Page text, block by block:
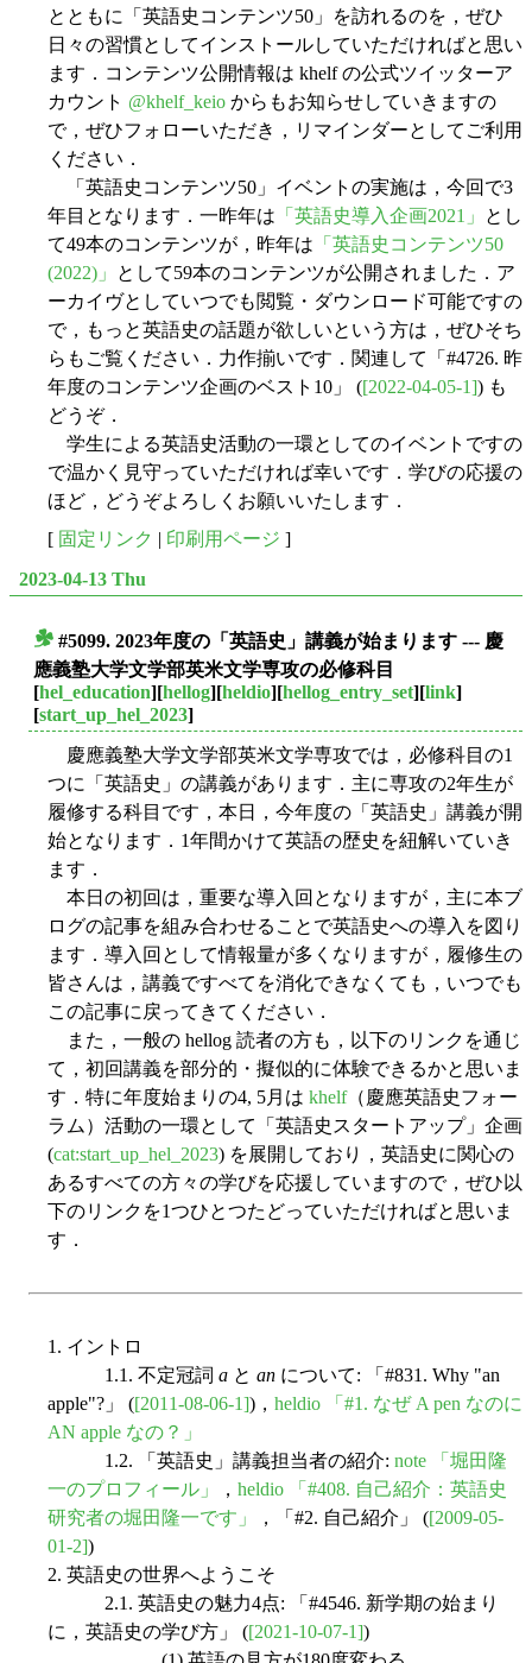
とともに「英語史コンテンツ50」を訪れるのを，ぜひ
日々の習慣としてインストールしていただければと思い
ます．コンテンツ公開情報は khelf の公式ツイッターア
カウント @khelf_keio からもお知らせしていきますの
で，ぜひフォローいただき，リマインダーとしてご利用
ください．
「英語史コンテンツ50」イベントの実施は，今回で3
年目となります．一昨年は 「英語史導入企画2021」
とし
て49本のコンテンツが，昨年は 「英語史コンテンツ50
(2022)」
として59本のコンテンツが公開されました．ア
ーカイヴとしていつでも閲覧・ダウンロード可能ですの
で，もっと英語史の話題が欲しいという方は，ぜひそち
らもご覧ください．力作揃いです．関連して「#4726. 昨
年度のコンテンツ企画のベスト10」 ([2022-04-05-1]) も
どうぞ．
学生による英語史活動の一環としてのイベントですの
で温かく見守っていただければ幸いです．学びの応援の
ほど，どうぞよろしくお願いいたします．
[ 固定リンク | 印刷用ページ ]
2023-04-13 Thu
#5099. 2023年度の「英語史」講義が始まります --- 慶
應義塾大学文学部英米文学専攻の必修科目
[hel_education][hellog][heldio][hellog_entry_set][link]
[start_up_hel_2023]
慶應義塾大学文学部英米文学専攻では，必修科目の1
つに「英語史」の講義があります．主に専攻の2年生が
履修する科目です，本日，今年度の「英語史」講義が開
始となります．1年間かけて英語の歴史を紐解いていき
ます．
本日の初回は，重要な導入回となりますが，主に本ブ
ログの記事を組み合わせることで英語史への導入を図り
ます．導入回として情報量が多くなりますが，履修生の
皆さんは，講義ですべてを消化できなくても，いつでも
この記事に戻ってきてください．
また，一般の hellog 読者の方も，以下のリンクを通じ
て，初回講義を部分的・擬似的に体験できるかと思いま
す．特に年度始まりの4, 5月は khelf（慶應英語史フォー
ラム）活動の一環として「英語史スタートアップ」企画
(cat:start_up_hel_2023) を展開しており，英語史に関心の
あるすべての方々の学びを応援していますので，ぜひ以
下のリンクを1つひとつたどっていただければと思いま
す．
1. イントロ
1.1. 不定冠詞 a と an について: 「#831. Why "an
apple"?」 ([2011-08-06-1])， heldio 「#1. なぜ A pen なのに
AN apple なの？」
1.2. 「英語史」講義担当者の紹介: note 「堀田隆
一のプロフィール」
， heldio 「#408. 自己紹介：英語史
研究者の堀田隆一です」
，「#2. 自己紹介」 ([2009-05-
01-2])
2. 英語史の世界へようこそ
2.1. 英語史の魅力4点: 「#4546. 新学期の始まり
に，英語史の学び方」 ([2021-10-07-1])